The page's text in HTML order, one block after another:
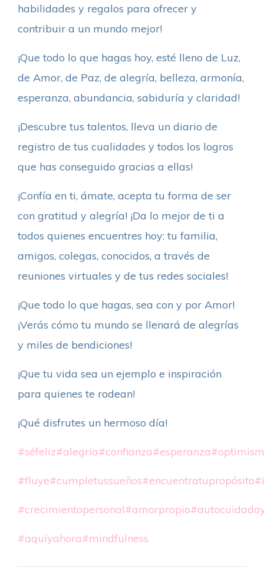
habilidades y regalos para ofrecer y
contribuir a un mundo mejor!
¡Que todo lo que hagas hoy, esté lleno de Luz,
de Amor, de Paz, de alegría, belleza, armonía,
esperanza, abundancia, sabiduría y claridad!
¡Descubre tus talentos, lleva un diario de
registro de tus cualidades y todos los logros
que has conseguido gracias a ellas!
¡Confía en ti, ámate, acepta tu forma de ser
con gratitud y alegría! ¡Da lo mejor de ti a
todos quienes encuentres hoy: tu familia,
amigos, colegas, conocidos, a través de
reuniones virtuales y de tus redes sociales!
¡Que todo lo que hagas, sea con y por Amor!
¡Verás cómo tu mundo se llenará de alegrías
y miles de bendiciones!
¡Que tu vida sea un ejemplo e inspiración
para quienes te rodean!
¡Qué disfrutes un hermoso día!
#séfeliz#alegría#confianza#esperanza
#fluye#cumpletussueños#encuentratupropósito
#crecimientopersonal#amorpropio
#aquíyahora#mindfulness